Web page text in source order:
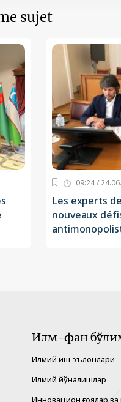
sujet
09:24 /
Les experts
nouveaux
Илм-фан
Илмий иш эълонлари
Илмий йўналишлар
Инновацион ғоялар